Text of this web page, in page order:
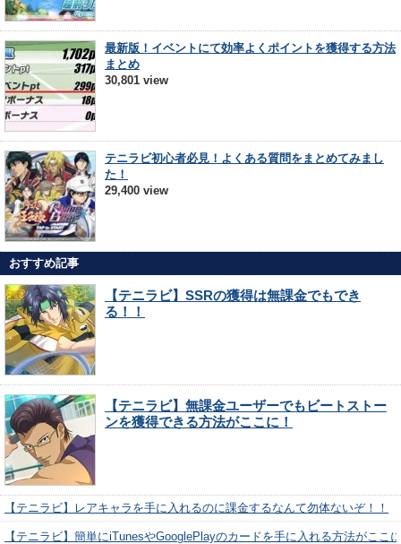
最新版！イベントにて効率よくポイントを獲得する方法
まとめ
30,801 view
テニラビ初心者必見！よくある質問をまとめてみまし
た！
29,400 view
おすすめ記事
【テニラビ】SSRの獲得は無課金でもでき
る！！
【テニラビ】無課金ユーザーでもビートストー
ンを獲得できる方法がここに！
【テニラビ】レアキャラを手に入れるのに課金するなんて勿体ないぞ！！
【テニラビ】簡単にiTunesやGooglePlayのカードを手に入れる方法がここ